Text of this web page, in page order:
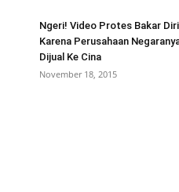
Ngeri! Video Protes Bakar Diri
Karena Perusahaan
Dijual Ke Cina
November 18, 2015